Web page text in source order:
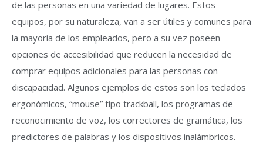
de las personas en una variedad de lugares. Estos
equipos, por su naturaleza, van a ser útiles y comunes para
la mayoría de los empleados, pero a su vez poseen
opciones de accesibilidad que reducen la necesidad de
comprar equipos adicionales para las personas con
discapacidad. Algunos ejemplos de estos son los teclados
ergonómicos, “mouse” tipo trackball, los programas de
reconocimiento de voz, los correctores de gramática, los
predictores de palabras y los dispositivos inalámbricos.